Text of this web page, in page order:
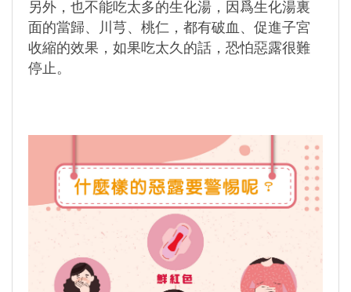
另外，也不能吃太多的生化湯，因爲生化湯裏
面的當歸、川芎、桃仁，都有破血、促進子宮
收縮的效果，如果吃太久的話，恐怕惡露很難
停止。